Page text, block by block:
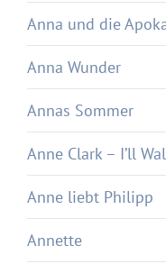
Anna und die
Anna Wunder
Annas Sommer
Anne Clark – I’ll
Anne liebt Philipp
Annette